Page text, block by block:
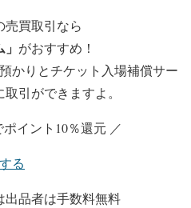
売買取引なら
がおすすめ！
かりとチケット入場補償サー
引ができますよ。
イント10％還元 ／
る
出品者は手数料無料